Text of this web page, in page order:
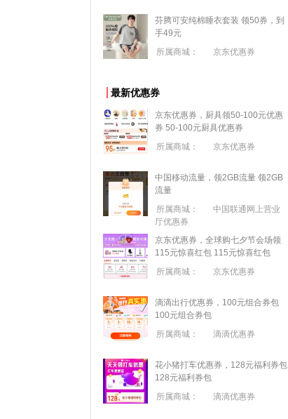
芬腾可安纯棉睡衣套装 领50券，到
手49元
所属商城：
京东优惠券
最新优惠券
京东优惠券，厨具领50-100元优惠
券 50-100元厨具优惠券
所属商城：
京东优惠券
中国移动流量，领2GB流量 领2GB
流量
所属商城：
中国联通网上营业
厅优惠券
京东优惠券，全球购七夕节会场领
115元惊喜红包 115元惊喜红包
所属商城：
京东优惠券
滴滴出行优惠券，100元组合券包
100元组合券包
所属商城：
滴滴优惠券
花小猪打车优惠券，128元福利券包
128元福利券包
所属商城：
滴滴优惠券